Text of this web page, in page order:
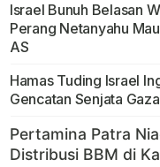
Israel Bunuh Belasan
Perang Netanyahu
AS
Hamas Tuding Israel
Gencatan Senjata Gaza